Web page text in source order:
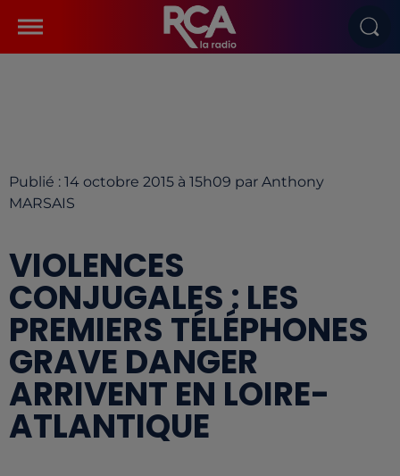
Publié : 14 octobre 2015 à 15h09 par Anthony
MARSAIS
VIOLENCES
CONJUGALES : LES
PREMIERS TÉLÉPHONES
GRAVE DANGER
ARRIVENT EN LOIRE-
ATLANTIQUE